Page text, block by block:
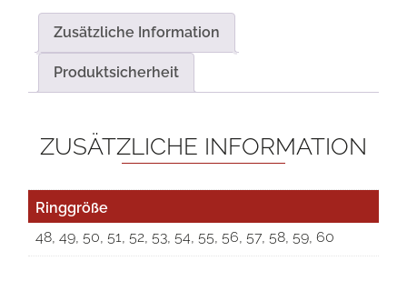
Zusätzliche Information
Produktsicherheit
ZUSÄTZLICHE INFORMATION
Ringgröße
48, 49, 50, 51, 52, 53, 54, 55, 56, 57, 58, 59, 60